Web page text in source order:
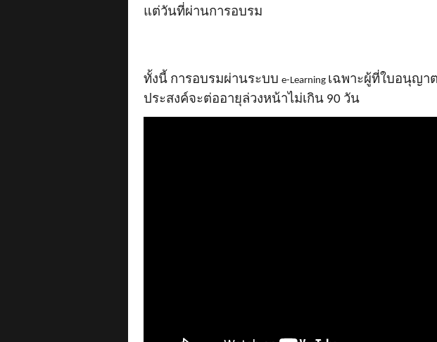
แต่วันที่ผ่านการอบรม
ทั้งนี้ การอบรมผ่านระบบ e-Learning เฉพาะผู้ที่ใบอนุญา
ประสงค์จะต่ออายุล่วงหน้าไม่เกิน 90 วัน